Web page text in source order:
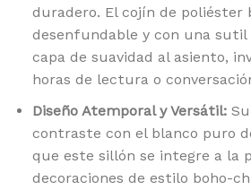
duradero. El cojín de poliéster
desenfundable y con una
capa de suavidad al asiento,
horas de lectura o
Diseño Atemporal y Versátil:Su
contraste con el blanco puro
que este sillón se integre a la
decoraciones de estilo boho-